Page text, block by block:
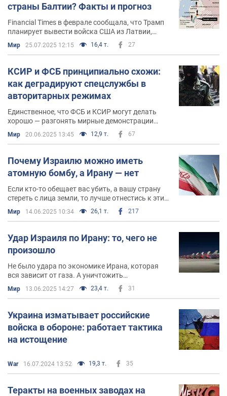
страны Балтии? Факты и прогноз
Financial Times в феврале сообщала, что Трамп
планирует вывести войска США из Латвии,
Литвы и Эстонии, чтобы "задобрить" Путина.
Делать этого нельзя ни в коем случае
Мир 25.07.2025 12:15 16,4 т. 27
КСИР и ФСБ принципиально схожи:
как деградируют спецслужбы в
авторитарных режимах
Единственное, что ФСБ и КСИР могут делать
хорошо — разгонять мирные демонстрации
протеста. Воевать с женщинами без хиджабов и
со студентами с пластиковыми стаканчиками
Мир 20.06.2025 13:45 12,9 т. 67
Почему Израилю можно иметь
атомную бомбу, а Ирану — нет
Если кто-то обещает вас убить, а вашу страну
стереть с лица земли, то лучше отнестись к этим
Мир 14.06.2025 10:34 26,1 т. 217
Удар Израиля по Ирану: то, чего не
произошло
Не было удара по экономике Ирана, которая
вся зависит от газа. А уничтожить
единственный Кенганский завод по переработке
газа в сто раз проще, чем добраться до
Мир 13.06.2025 14:27 23,4 т. 31
Украина изматывает российские
войска в обороне: работает тактика
на истощение
War 16.07.2024 13:52 19,3 т. 35
Теракты на военных заводах на